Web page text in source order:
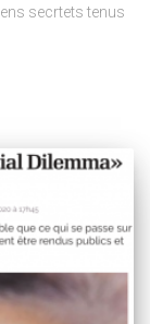
secrtets tenus